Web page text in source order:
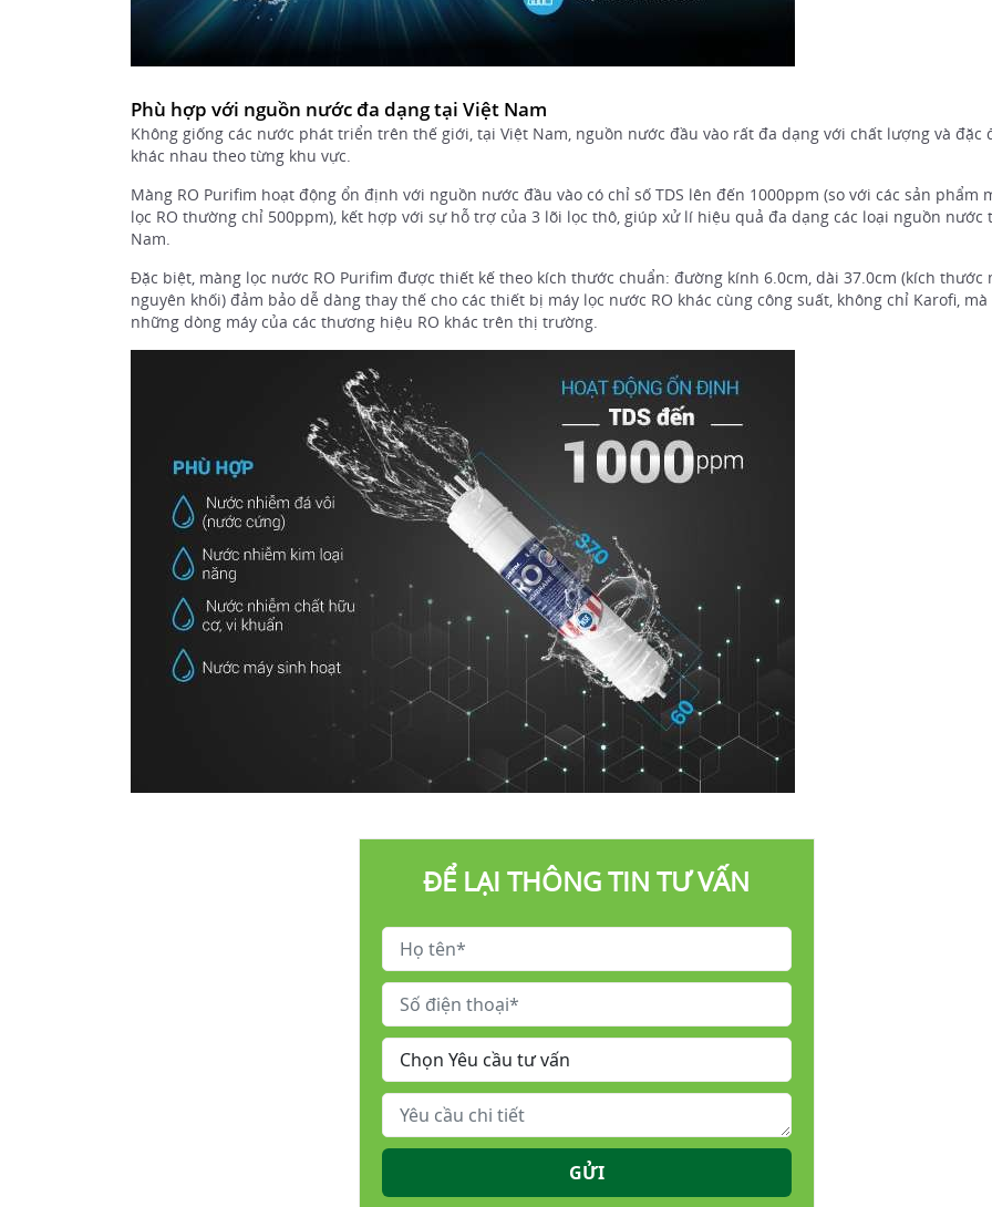
Phù hợp với nguồn nước đa dạng tại Việt Nam
Không giống các nước phát triển trên thế giới, tại Việt Nam, nguồn nước đầu vào rất đa dạng với chất lượng và đặc
khác nhau theo từng khu vực.
Màng RO Purifim hoạt động ổn định với nguồn nước đầu vào có chỉ số TDS lên đến 1000ppm (so với các sản phẩm
lọc RO thường chỉ 500ppm), kết hợp với sự hỗ trợ của 3 lõi lọc thô, giúp xử lí hiệu quả đa dạng các loại nguồn nước
Nam.
Đặc biệt, màng lọc nước RO Purifim được thiết kế theo kích thước chuẩn: đường kính 6.0cm, dài 37.0cm (kích thước
nguyên khối) đảm bảo dễ dàng thay thế cho các thiết bị máy lọc nước RO khác cùng công suất, không chỉ Karofi, mà
những dòng máy của các thương hiệu RO khác trên thị trường.
ĐỂ LẠI THÔNG TIN TƯ VẤN
GỬI